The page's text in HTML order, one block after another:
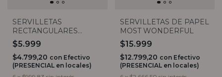
SERVILLETAS
RECTANGULARES
LIMONES X20
$5.999
$4.799,20 con Efectivo
(PRESENCIAL en locales)
SERVILLETAS DE PAPEL
MOST WONDERFUL
$15.999
$12.799,20 con Efectivo
(PRESENCIAL en locales)